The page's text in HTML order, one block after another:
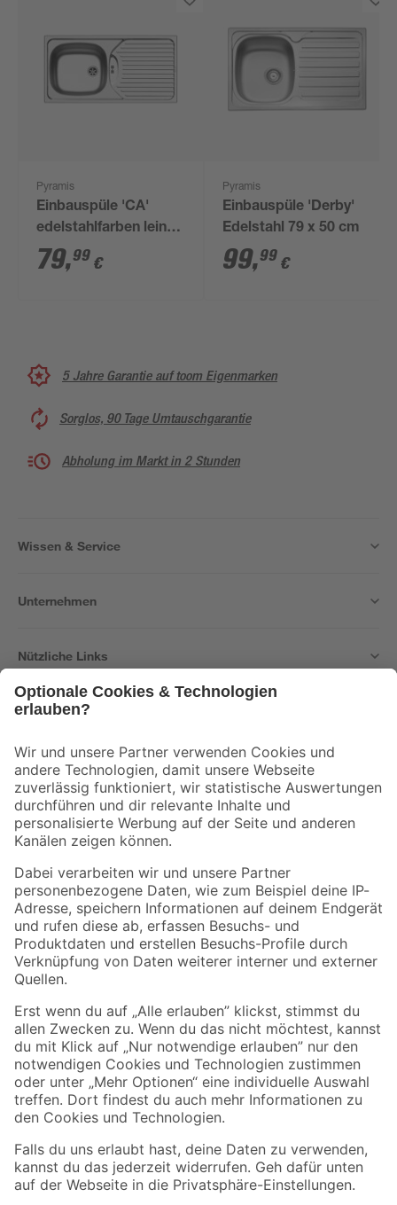
Pyramis
Einbauspüle 'CA'
edelstahlfarben leinen
86 x 43,5 cm
79,99 €
Pyramis
Einbauspüle 'Derby'
Edelstahl 79 x 50 cm
99,99 €
5 Jahre Garantie auf toom Eigenmarken
Sorglos, 90 Tage Umtauschgarantie
Abholung im Markt in 2 Stunden
Wissen & Service
Unternehmen
Nützliche Links
Der toom Newsletter: Keine Angebote und Aktionen mehr verpassen!
Zur Newsletter Anmeldung
Folge uns
Zahlungsarten Versandarten
Sicher einkaufen
Jetzt die toom-App herunterladen
Alle Preisangaben in EUR inkl. gesetzl. MwSt.. Die dargestellten Angebote sind unter
Umständen nicht in allen Märkten verfügbar. Die angegebenen Verfügbarkeiten beziehen